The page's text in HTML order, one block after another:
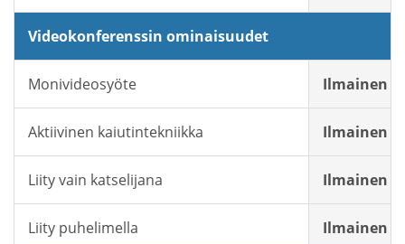
Videokonferenssin ominaisuudet
Monivideosyöte Ilmainen
Aktiivinen kaiutintekniikka Ilmainen
Liity vain katselijana Ilmainen
Liity puhelimella Ilmainen